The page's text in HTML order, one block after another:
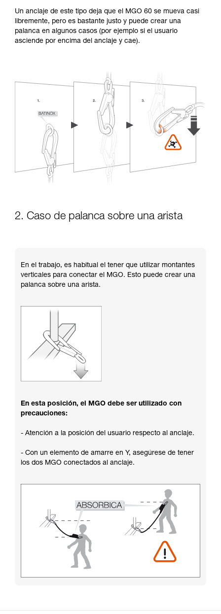
Un anclaje de este tipo deja que el MGO 60 se mueva casi
libremente, pero es bastante justo y puede crear una
palanca en algunos casos (por ejemplo si el usuario
asciende por encima del anclaje y cae).
2. Caso de palanca sobre una arista
En el trabajo, es habitual el tener que utilizar montantes
verticales para conectar el MGO. Esto puede crear una
palanca sobre una arista.
En esta posición, el MGO debe ser utilizado con
precauciones:
- Atención a la posición del usuario respecto al anclaje.
- Con un elemento de amarre en Y, asegúrese de tener
los dos MGO conectados al anclaje.